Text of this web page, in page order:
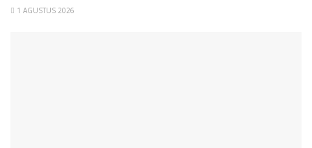
1 AGUSTUS 2026